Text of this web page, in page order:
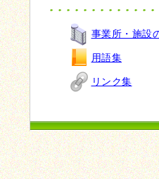
事業所・施設
用語集
リンク集